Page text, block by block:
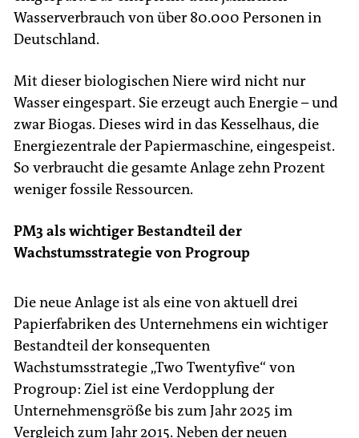
Wasserverbrauch von über 80.000 Personen in
Deutschland.
Mit dieser biologischen Niere wird nicht nur
Wasser eingespart. Sie erzeugt auch Energie – und
zwar Biogas. Dieses wird in das Kesselhaus, die
Energiezentrale der Papiermaschine, eingespeist.
So verbraucht die gesamte Anlage zehn Prozent
weniger fossile Ressourcen.
PM3 als wichtiger Bestandteil der
Wachstumsstrategie von Progroup
Die neue Anlage ist als eine von aktuell drei
Papierfabriken des Unternehmens ein wichtiger
Bestandteil der konsequenten
Wachstumsstrategie „Two Twentyfive“ von
Progroup: Ziel ist eine Verdopplung der
Unternehmensgröße bis zum Jahr 2025 im
Vergleich zum Jahr 2015. Neben der neuen